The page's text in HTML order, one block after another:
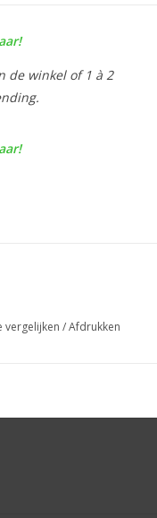
de winkel of 1 à 2
vergelijken /Afdrukken